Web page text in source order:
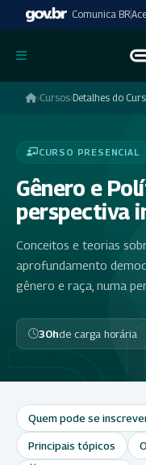
Comunica BR
›Cursos›Detalhes do
CURSO PRESENCIAL
Gênero e
perspectiva
Conceitos e teorias
aprofundamento
gênero e raça, numa
30hde carga horária
Quem pode se
Principais tópicos